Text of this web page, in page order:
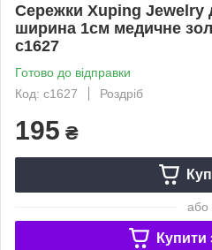
Сережки Xuping Jewelry
ширина 1см медичне
с1627
Готово до відправки
Код: с1627
Роздріб
195 ₴
або
Купити